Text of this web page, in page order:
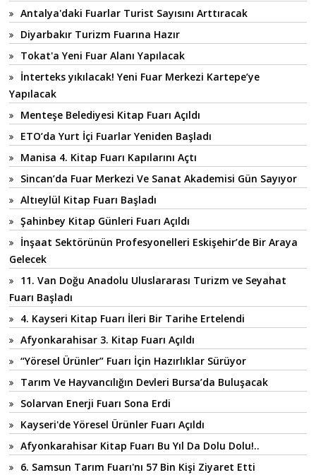
Antalya'daki Fuarlar Turist Sayısını Arttıracak
Diyarbakır Turizm Fuarına Hazır
Tokat'a Yeni Fuar Alanı Yapılacak
İnterteks yıkılacak! Yeni Fuar Merkezi Kartepe’ye
Yapılacak
Menteşe Belediyesi Kitap Fuarı Açıldı
ETO’da Yurt İçi Fuarlar Yeniden Başladı
Manisa 4. Kitap Fuarı Kapılarını Açtı
Sincan’da Fuar Merkezi Ve Sanat Akademisi Gün Sayıyor
Altıeylül Kitap Fuarı Başladı
Şahinbey Kitap Günleri Fuarı Açıldı
İnşaat Sektörünün Profesyonelleri Eskişehir’de Bir Araya
Gelecek
11. Van Doğu Anadolu Uluslararası Turizm ve Seyahat
Fuarı Başladı
4. Kayseri Kitap Fuarı İleri Bir Tarihe Ertelendi
Afyonkarahisar 3. Kitap Fuarı Açıldı
“Yöresel Ürünler” Fuarı İçin Hazırlıklar Sürüyor
Tarım Ve Hayvancılığın Devleri Bursa’da Buluşacak
Solarvan Enerji Fuarı Sona Erdi
Kayseri'de Yöresel Ürünler Fuarı Açıldı
Afyonkarahisar Kitap Fuarı Bu Yıl Da Dolu Dolu!..
6. Samsun Tarım Fuarı'nı 57 Bin Kişi Ziyaret Etti